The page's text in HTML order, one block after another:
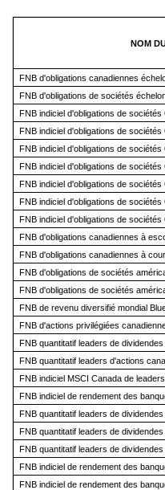
NOM
FNB d'obligations canadiennes
FNB d'obligations de sociétés
FNB indiciel d'obligations de
FNB indiciel d'obligations de
FNB indiciel d'obligations de
FNB indiciel d'obligations de
FNB indiciel d'obligations de
FNB indiciel d'obligations de
FNB indiciel d'obligations de
FNB d'obligations canadiennes à
FNB d'obligations canadiennes à
FNB d'obligations de sociétés
FNB d'obligations de sociétés
FNB de revenu diversifié mondial
FNB d'actions privilégiées
FNB quantitatif leaders de
FNB quantitatif leaders d'actions
FNB indiciel MSCI Canada de
FNB indiciel de rendement des
FNB quantitatif leaders de
FNB quantitatif leaders de
FNB quantitatif leaders de
FNB indiciel de rendement des
FNB indiciel de rendement des